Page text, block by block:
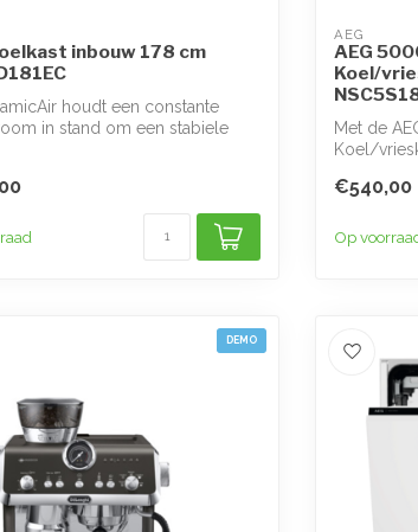
inbouw 178 cm
houdt een constante
in stand om een stabiele
AEG
AEG
Koel/
Met de
Koel/
€540,00
Op
DEMO